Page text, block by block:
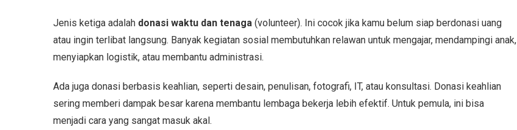
Jenis ketiga adalah donasi waktu dan tenaga (volunteer). Ini cocok jika kamu belum siap berdonasi uang
atau ingin terlibat langsung. Banyak kegiatan sosial membutuhkan relawan untuk mengajar, mendampingi anak,
menyiapkan logistik, atau membantu administrasi.
Ada juga donasi berbasis keahlian, seperti desain, penulisan, fotografi, IT, atau konsultasi. Donasi keahlian
sering memberi dampak besar karena membantu lembaga bekerja lebih efektif. Untuk pemula, ini bisa
menjadi cara yang sangat masuk akal.